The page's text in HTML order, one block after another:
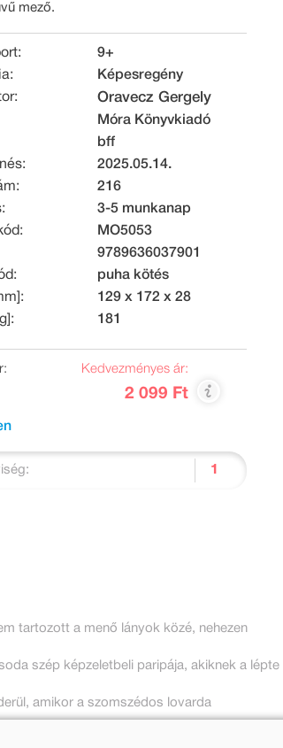
mező.
9+
Képesregény
Oravecz Gergely
Móra Könyvkiadó
bff
2025.05.14.
216
3-5 munkanap
MO5053
9789636037901
puha kötés
129 x 172 x 28
181
Kedvezményes ár:
2 099 Ft
tartozott a menő lányok közé, nehezen
szép képzeletbeli paripája, akiknek a lépte
amikor a szomszédos lovarda